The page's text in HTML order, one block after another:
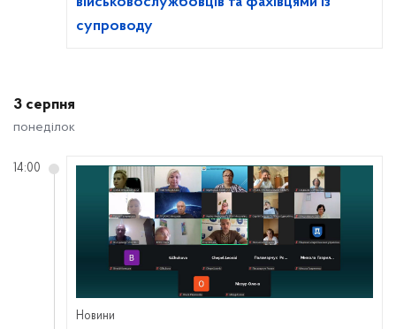
супроводу
3 серпня
понеділок
Новини
14:00